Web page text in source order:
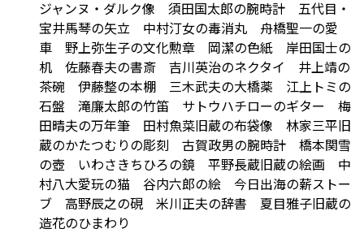
ジャンヌ・ダルク像 須田国太郎の腕時計 五代目・
宝井馬琴の矢立 中村汀女の毒消丸 舟橋聖一の愛
車 野上弥生子の文化勲章 岡潔の色紙 岸田国士の
机 佐藤春夫の書斎 吉川英治のネクタイ 井上靖の
茶碗 伊藤整の本棚 三木武夫の大橋薬 江上トミの
石盤 滝廉太郎の竹笛 サトウハチローのギター 梅
田晴夫の万年筆 田村魚菜旧蔵の布袋像 林家三平旧
蔵のかたつむりの彫刻 古賀政男の腕時計 橋本関雪
の壺 いわさきちひろの鏡 平野長蔵旧蔵の絵画 中
村八大愛玩の猫 谷内六郎の絵 今日出海の薪ストー
ブ 高野辰之の硯 米川正夫の辞書 夏目雅子旧蔵の
造花のひまわり